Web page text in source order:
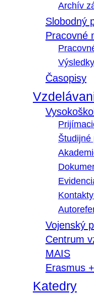
Archív
Slobodný
Pracovné
Časopisy
Študijné
Vojenský
Centrum
MAIS
Erasmus +
Katedry